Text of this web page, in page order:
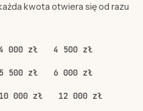
kwota otwiera się od razu
000 zł 4 500 zł
5 500 zł 6 000 zł
10 000 zł 12 000 zł